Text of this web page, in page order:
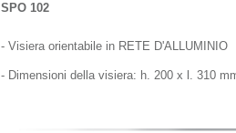
SPO 102
- Visiera orientabile in RETE D'ALLUMINIO
- Dimensioni della visiera: h. 200 x l. 310